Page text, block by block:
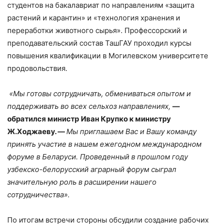
студентов на бакалавриат по направлениям «защита
растений и карантин» и «технология хранения и
переработки животного сырья». Профессорский и
преподавательский состав ТашГАУ проходил курсы
повышения квалификации в Могилевском университете
продовольствия.
«Мы готовы сотрудничать, обмениваться опытом и
поддерживать во всех сельхоз направлениях, —
обратился министр Иван Крупко к министру
Ж.Ходжаеву. —Мы приглашаем Вас и Вашу команду
принять участие в нашем ежегодном международном
форуме в Беларуси. Проведенный в прошлом году
узбекско-белорусский аграрный форум сыграл
значительную роль в расширении нашего
сотрудничества».
По итогам встречи стороны обсудили создание рабочих